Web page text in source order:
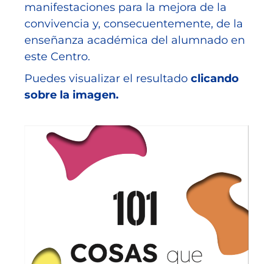
manifestaciones para la mejora de la
convivencia y, consecuentemente, de la
enseñanza académica del alumnado en
este Centro.
Puedes visualizar el resultado clicando
sobre la imagen.